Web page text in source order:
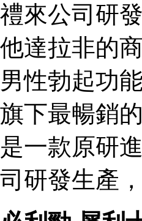
禮來公司研
他達拉非的
男性勃起功
旗下最暢銷
是一款原研
司研發生產